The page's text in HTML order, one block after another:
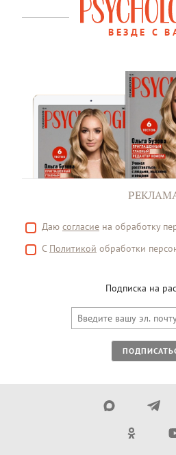
ВЕЗДЕ С
Даю согласие на обработку
С Политикой обработки
Подписка на